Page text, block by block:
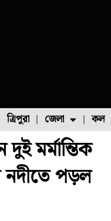
মাছ চাষ পোল্ট্রি চাষ
ত্রিপুরা জেলা
উত্তর ২৪ পরগনা
মর্মান্তিক
নদীতে পড়ল